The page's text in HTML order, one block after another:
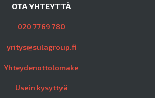
OTA YHTEYTTÄ
020 7769 780
yritys@sulagroup.fi
Yhteydenottolomake
Usein kysyttyä